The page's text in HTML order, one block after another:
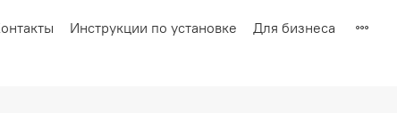
Инструкции по установке Для бизнеса